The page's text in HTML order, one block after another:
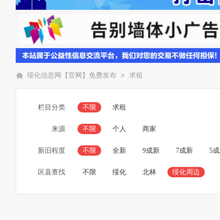
绥化信息网【官网】免费发布 > 求租
栏目分类 不限 求租
来源 不限 个人 商家
新旧程度 不限 全新 9成新 7成新 5
区县查找 不限 绥化 北林 绥化周边